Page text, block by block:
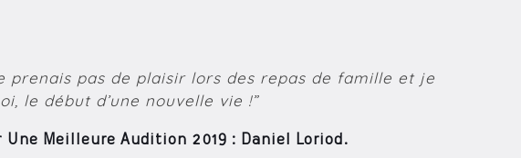
prenais pas de plaisir lors des repas de famille et je
le début d’une nouvelle vie !”
Une Meilleure Audition 2019 : Daniel Loriod.